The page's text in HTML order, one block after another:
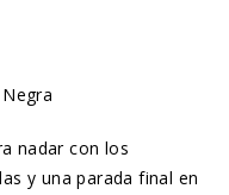
nadar con los
y una parada final en